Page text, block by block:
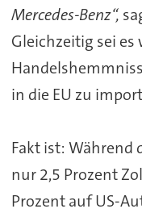
Mercedes-Benz“,
Gleichzeitig sei
in die EU zu
Fakt ist: Während
nur 2,5 Prozent
Prozent auf US-